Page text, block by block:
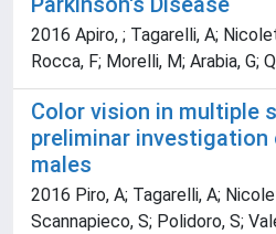
2016 Apiro, ; Tagarelli, A;
Rocca, F; Morelli, M; Arabia, G;
Color vision in multiple
preliminar investigation
males
2016 Piro, A; Tagarelli, A;
Scannapieco, S; Polidoro, S;